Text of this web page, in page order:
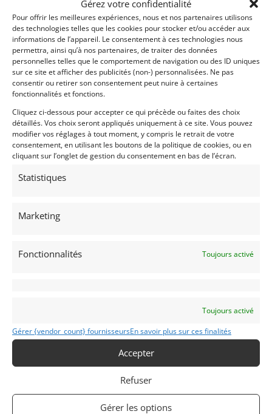
Gérez votre confidentialité
Pour offrir les meilleures expériences, nous et nos partenaires utilisons
des technologies telles que les cookies pour stocker et/ou accéder aux
informations de l’appareil. Le consentement à ces technologies nous
permettra, ainsi qu’à nos partenaires, de traiter des données
personnelles telles que le comportement de navigation ou des ID uniques
sur ce site et afficher des publicités (non-) personnalisées. Ne pas
consentir ou retirer son consentement peut nuire à certaines
fonctionnalités et fonctions.
Cliquez ci-dessous pour accepter ce qui précède ou faites des choix
détaillés. Vos choix seront appliqués uniquement à ce site. Vous pouvez
modifier vos réglages à tout moment, y compris le retrait de votre
consentement, en utilisant les boutons de la politique de cookies, ou en
cliquant sur l’onglet de gestion du consentement en bas de l’écran.
Statistiques
Marketing
Fonctionnalités Toujours activé
Toujours activé
Gérer {vendor_count} fournisseursEn savoir plus sur ces finalités
Accepter
Refuser
Gérer les options
– 513 – Détecteur de panneaux de signalisation
– 531 – GPS Command Online
– 555 – Sièges Performance AMG
– 581 – Climatisation automatique « Thermotronic »
– 598 – Steyr Puch
– 608 – Assistant adaptatif des feux de route Plus
– 632 – Projecteurs LED hautes performances
– 735 – Pack étendu inserts décoratifs carbone
– 810 – Burmester Surround-Soundsytem
– 840 – Vitrage athermique foncé
– 873 – Sièges avant chauffants
– 877 – Éclairage d’ambiance
– 889 – Keyless-Go
(75L)
– Livré avec Contrôle Technique et Car-Pass
Partager cette annonce